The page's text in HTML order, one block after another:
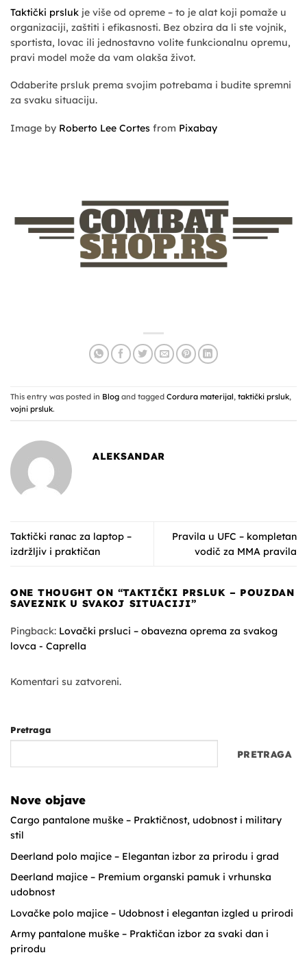
Taktički prsluk je više od opreme – to je alat koji pomaže u
organizaciji, zaštiti i efikasnosti. Bez obzira da li ste vojnik,
sportista, lovac ili jednostavno volite funkcionalnu opremu,
pravi model može da vam olakša život.
Odaberite prsluk prema svojim potrebama i budite spremni
za svaku situaciju.
Image by Roberto Lee Cortes from Pixabay
This entry was posted in Blog and tagged Cordura materijal, taktički prsluk,
vojni prsluk.
ALEKSANDAR
Taktički ranac za laptop –
izdržljiv i praktičan
Pravila u UFC – kompletan
vodič za MMA pravila
ONE THOUGHT ON “TAKTIČKI PRSLUK – POUZDAN
SAVEZNIK U SVAKOJ SITUACIJI”
Pingback: Lovački prsluci – obavezna oprema za svakog
lovca - Caprella
Komentari su zatvoreni.
Pretraga
PRETRAGA
Nove objave
Cargo pantalone muške – Praktičnost, udobnost i military
stil
Deerland polo majice – Elegantan izbor za prirodu i grad
Deerland majice – Premium organski pamuk i vrhunska
udobnost
Lovačke polo majice – Udobnost i elegantan izgled u prirodi
Army pantalone muške – Praktičan izbor za svaki dan i
prirodu